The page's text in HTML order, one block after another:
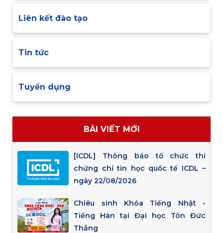
Liên kết đào tạo
Tin tức
Tuyển dụng
BÀI VIẾT MỚI
[ICDL] Thông báo tổ chức thi
chứng chỉ tin học quốc tế ICDL –
ngày 22/08/2026
Chiêu sinh Khóa Tiếng Nhật -
Tiếng Hàn tại Đại học Tôn Đức
Thắng